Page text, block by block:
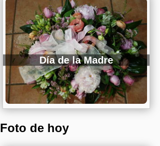
Día de la Madre
Foto de hoy